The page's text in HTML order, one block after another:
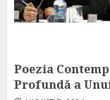
Poezia
Profundă a